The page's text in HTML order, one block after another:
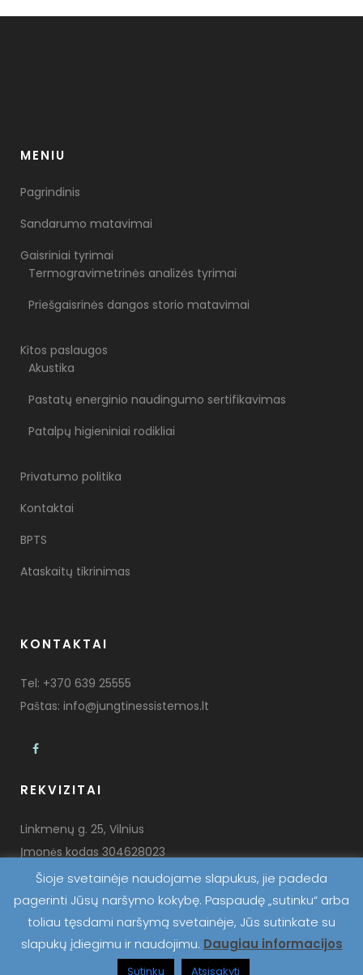
MENIU
Pagrindinis
Sandarumo matavimai
Gaisriniai tyrimai
Termogravimetrinės analizės tyrimai
Priešgaisrinės dangos storio matavimai
Kitos paslaugos
Akustika
Pastatų energinio naudingumo sertifikavimas
Patalpų higieniniai rodikliai
Privatumo politika
Kontaktai
BPTS
Ataskaitų tikrinimas
KONTAKTAI
Tel: +370 639 25555
Paštas: info@jungtinessistemos.lt
REKVIZITAI
Linkmenų g. 25, Vilnius
Įmonės kodas 304628023
PVM mokėtojo kodas LT100011132310
Šioje svetainėje naudojame slapukus, jie padeda
pagerinti Jūsų naršymo kokybę. Paspaudę „sutinku“ arba
toliau tęsdami naršymą svetainėje, Jūs sutinkate su
slapukų įdiegimu ir naudojimu. Daugiau informacijos
Sutinku Atsisakyti